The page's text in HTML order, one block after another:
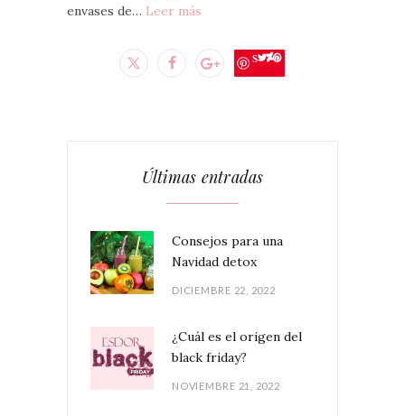
envases de… Leer más
Save
Últimas entradas
Consejos para una
Navidad detox
DICIEMBRE 22, 2022
¿Cuál es el origen del
black friday?
NOVIEMBRE 21, 2022